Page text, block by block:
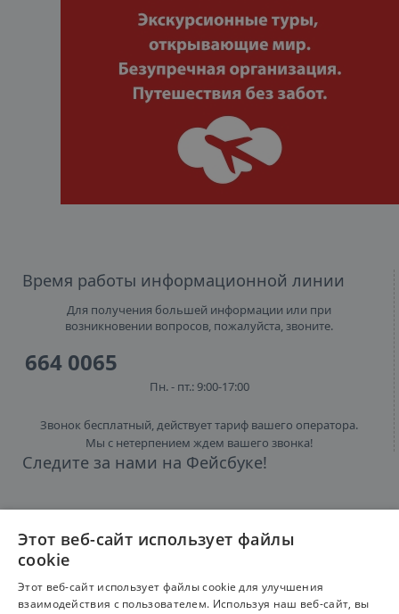
Время работы информационной линии
Для получения большей информации или при
возникновении вопросов, пожалуйста, звоните.
664 0065
Пн. - пт.: 9:00-17:00
Звонок бесплатный, действует тариф вашего оператора.
Мы с нетерпением ждем вашего звонка!
Следите за нами на Фейсбуке!
Этот веб-сайт использует файлы
cookie
Этот веб-сайт использует файлы cookie для улучшения
взаимодействия с пользователем. Используя наш веб-сайт, вы